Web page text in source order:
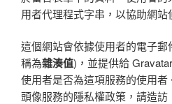
用者代理程式字串，以協助網站
這個網站會依據使用者的電子
稱為雜湊值)，並提供給
使用者是否為這項服務的使用者
頭像服務的隱私權政策，請造訪